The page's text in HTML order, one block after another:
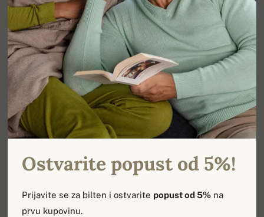
100% kašmir, 2 sloja.
Super meke rebraste pantalone.
U kombinaciji sa VERACRUZ kardiganom za komplet
od 100% kašmira u elegantnom stilu za džogiranje.
Savršeno za unutra i napolju.
- 4k2 rebra
- 4 cm pojas sa vezicom
- Ravan kroj
- Rafinirana završna obrada
Ostvarite popust od 5%!
Prijavite se za bilten i ostvarite popust od 5% na
prvu kupovinu.